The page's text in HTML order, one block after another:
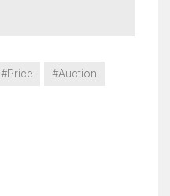
#Price #Auction